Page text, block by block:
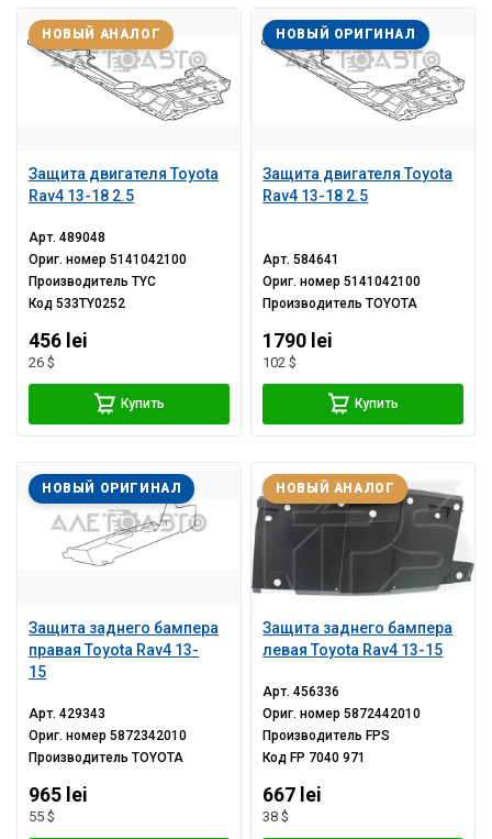
Защита двигателя Toyota
Rav4 13-18 2.5
НОВЫЙ АНАЛОГ
Арт.489048
Ориг. номер5141042100
ПроизводительTYC
Код533TY0252
456 lei
26 $
Купить
Защита двигателя Toyota
Rav4 13-18 2.5
НОВЫЙ ОРИГИНАЛ
Арт.584641
Ориг. номер5141042100
ПроизводительTOYOTA
1790 lei
102 $
Купить
Защита заднего бампера
правая Toyota Rav4 13-
15
НОВЫЙ ОРИГИНАЛ
Арт.429343
Ориг. номер5872342010
ПроизводительTOYOTA
965 lei
55 $
Защита заднего бампера
левая Toyota Rav4 13-15
НОВЫЙ АНАЛОГ
Арт.456336
Ориг. номер5872442010
Производитель FPS
Код FP 7040 971
667 lei
38 $